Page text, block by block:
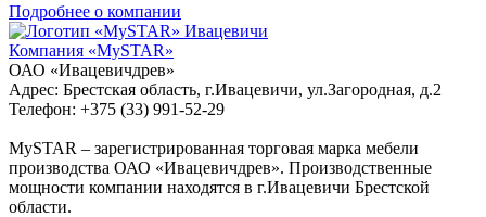
Подробнее о компании
Ивацевичи
Компания «MySTAR»
ОАО «Ивацевичдрев»
Адрес: Брестская область, г.Ивацевичи, ул.Загородная, д.2
Телефон: +375 (33) 991-52-29
MySTAR – зарегистрированная торговая марка мебели
производства ОАО «Ивацевичдрев». Производственные
мощности компании находятся в г.Ивацевичи Брестской
области.